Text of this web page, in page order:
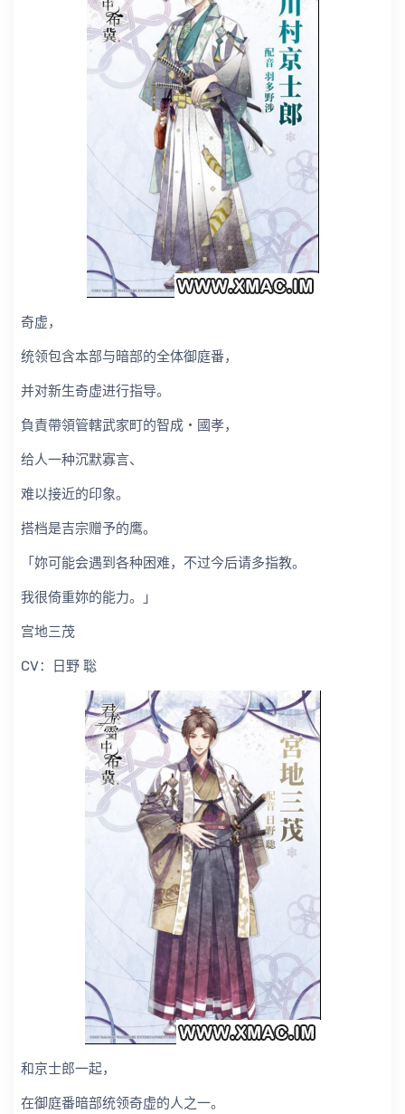
奇虚，
统领包含本部与暗部的全体御庭番，
并对新生奇虚进行指导。
負責帶領管轄武家町的智成・國孝，
给人一种沉默寡言、
难以接近的印象。
搭档是吉宗赠予的鹰。
「妳可能会遇到各种困难，不过今后请多指教。
我很倚重妳的能力。」
宫地三茂
CV：日野 聡
和京士郎一起，
在御庭番暗部统领奇虚的人之一。